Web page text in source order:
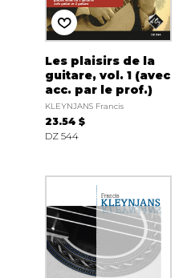
Les plaisirs de la
guitare, vol. 1 (avec
acc. par le prof.)
KLEYNJANS Francis
23.54 $
DZ 544